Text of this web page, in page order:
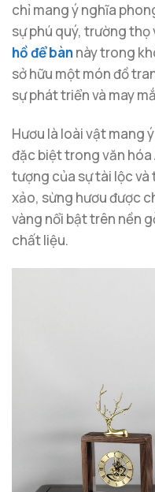
chỉ mang ý nghĩa
sự phú quý, trường thọ
hồ để bànnày trong
sở hữu một món đồ
sự phát triển và may
Hươu là loài vật mang
đặc biệt trong văn
tượng của sự tài lộc
xảo, sừng hươu được
vàng nổi bật trên nền
chất liệu.